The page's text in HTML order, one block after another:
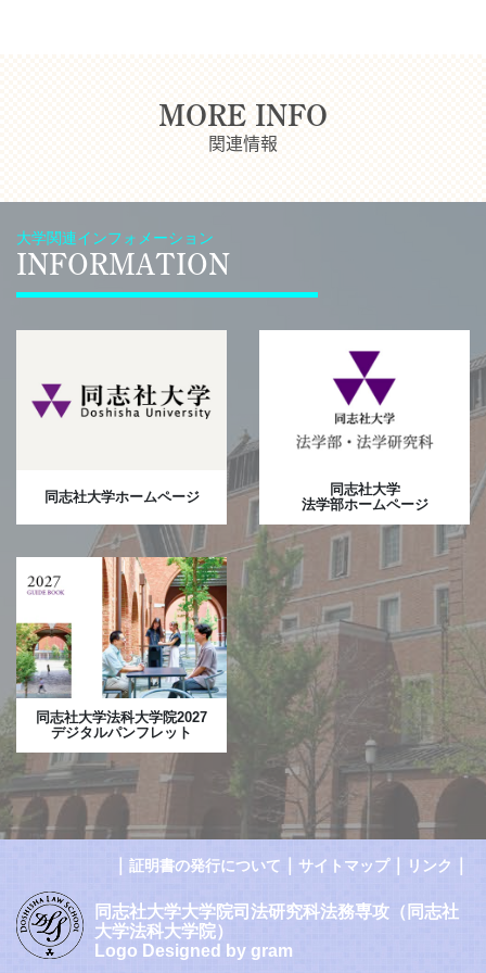
MORE INFO
関連情報
大学関連インフォメーション
INFORMATION
同志社大学ホームページ
同志社大学
法学部ホームページ
同志社大学法科大学院2027
デジタルパンフレット
証明書の発行について サイトマップ｜ リンク
同志社大学大学院司法研究科法務専攻（同志社
大学法科大学院）
Logo Designed by gram